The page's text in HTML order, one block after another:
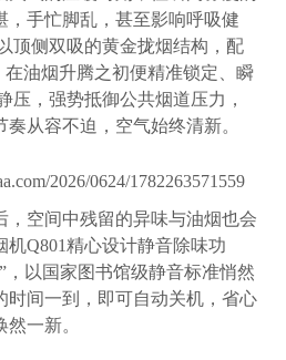
，手忙脚乱，甚至影响呼吸健
顶侧双吸的黄金拢烟结构，配
在油烟升腾之初便精准锁定、瞬
压，强势抵御公共烟道压力，
从容不迫，空气始终清新。
空间中残留的异味与油烟也会
Q801精心设计静音除味功
，以国家图书馆级静音标准悄然
时间一到，即可自动关机，省心
然一新。